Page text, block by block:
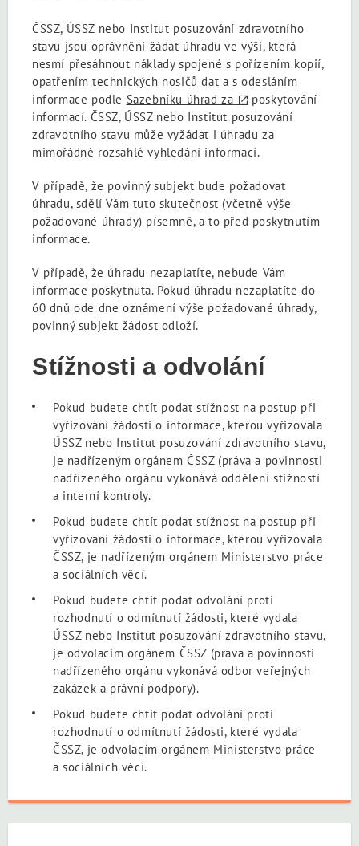
ČSSZ, ÚSSZ nebo Institut posuzování zdravotního
stavu jsou oprávněni žádat úhradu ve výši, která
nesmí přesáhnout náklady spojené s pořízením kopií,
opatřením technických nosičů dat a s odesláním
informace podle Sazebníku úhrad za
poskytování
informací. ČSSZ, ÚSSZ nebo Institut posuzování
zdravotního stavu může vyžádat i úhradu za
mimořádně rozsáhlé vyhledání informací.
V případě, že povinný subjekt bude požadovat
úhradu, sdělí Vám tuto skutečnost (včetně výše
požadované úhrady) písemně, a to před poskytnutím
informace.
V případě, že úhradu nezaplatíte, nebude Vám
informace poskytnuta. Pokud úhradu nezaplatíte do
60 dnů ode dne oznámení výše požadované úhrady,
povinný subjekt žádost odloží.
Stížnosti a odvolání
Pokud budete chtít podat stížnost na postup při
vyřizování žádosti o informace, kterou vyřizovala
ÚSSZ nebo Institut posuzování zdravotního stavu,
je nadřízeným orgánem ČSSZ (práva a povinnosti
nadřízeného orgánu vykonává oddělení stížností
a interní kontroly.
Pokud budete chtít podat stížnost na postup při
vyřizování žádosti o informace, kterou vyřizovala
ČSSZ, je nadřízeným orgánem Ministerstvo práce
a sociálních věcí.
Pokud budete chtít podat odvolání proti
rozhodnutí o odmítnutí žádosti, které vydala
ÚSSZ nebo Institut posuzování zdravotního stavu,
je odvolacím orgánem ČSSZ (práva a povinnosti
nadřízeného orgánu vykonává odbor veřejných
zakázek a právní podpory).
Pokud budete chtít podat odvolání proti
rozhodnutí o odmítnutí žádosti, které vydala
ČSSZ, je odvolacím orgánem Ministerstvo práce
a sociálních věcí.